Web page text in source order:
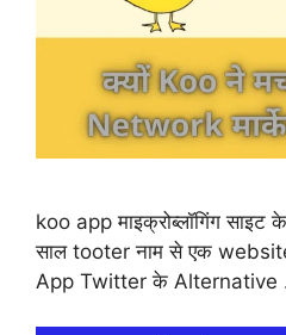
koo app माइक्रोब्लॉगिंग
साल tooter नाम से एक
App Twitter के Alternative